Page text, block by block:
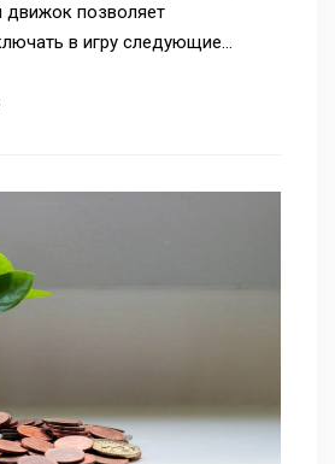
движок позволяет
в игру следующие…